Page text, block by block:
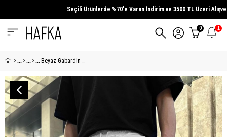
Seçili Ürünlerde%70'e Varan İndirimve3500 TL Üzeri
0 1
Beyaz Gabardin Basic 4Z DL Relaxed Fit Şort